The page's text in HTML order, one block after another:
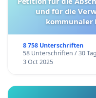
und für die
kommunaler
8 758 Unterschriften
58 Unterschriften / 30
3 Oct 2025